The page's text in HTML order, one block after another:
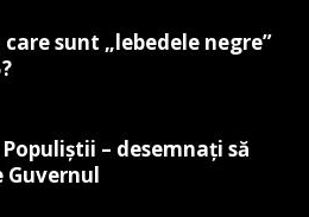
sunt „lebedele negre”
– desemnați să
Guvernul